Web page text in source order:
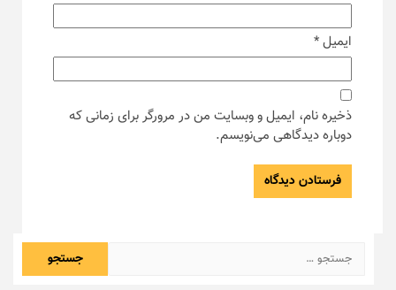
ایمیل*
ذخیره نام، ایمیل و وبسایت من در مرورگر برای زمانی که
دوباره دیدگاهی می‌نویسم.
جستجو
برای: